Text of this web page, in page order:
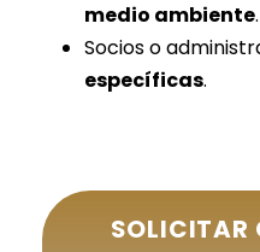
medio ambiente.
Socios o
específicas.
SOLICITAR